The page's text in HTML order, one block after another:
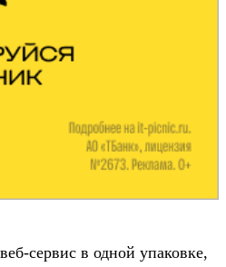
сервис в одной упаковке,